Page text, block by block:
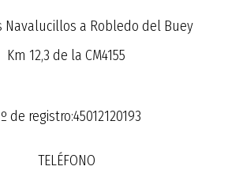
Navalucillos a Robledo del Buey
Km 12,3 de la CM4155
de registro:45012120193
TELÉFONO